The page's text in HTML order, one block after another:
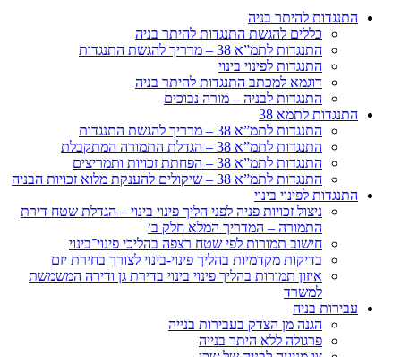
התנגדות להיתר בניה
כללים להגשת התנגדות להיתר בניה
התנגדות לתמ”א 38 – מדריך להגשת התנגדות
התנגדות לפינוי בינוי
דוגמא למכתב התנגדות להיתר בניה
התנגדות לבניה – מורה נבוכים
התנגדות לתמא 38
התנגדות לתמ”א 38 – מדריך להגשת התנגדות
התנגדות לתמ”א 38 – הגדלת התמורה המתקבלת
התנגדות לתמ”א 38 – הפחתת זכויות ותמריצים
התנגדות לתמ”א 38 – שיקולים להענקת מלוא זכויות הבניה
התנגדות לפינוי בינוי
ניצול זכויות פניה לפני הליך פינוי בינוי – הגדלת שטח דירת
התמורה – המדריך המלא חלק ב׳
חישוב תמורות לפי שטח רצפה בהליכי פינוי־בינוי
בדיקות מקדמיות בהליך פינוי-בינוי לצורך בחירת יזם
איזון תמורות בהליך פינוי בינוי בדירת גן ודירה המשמשת
למשרד
עבירות בניה
הגנה מן הצדק בעבירות בנייה
פרגולה ללא היתר בנייה